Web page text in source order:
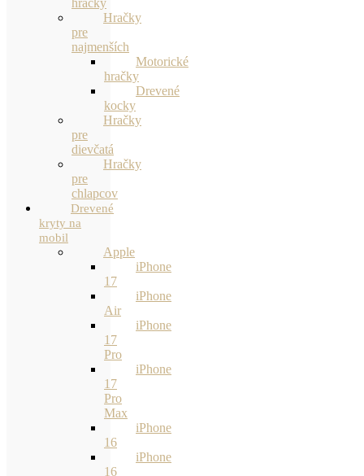
hračky
Hračky
pre
najmenších
Motorické
hračky
Drevené
kocky
Hračky
pre
dievčatá
Hračky
pre
chlapcov
Drevené
kryty na
mobil
Apple
iPhone
17
iPhone
Air
iPhone
17
Pro
iPhone
17
Pro
Max
iPhone
16
iPhone
16